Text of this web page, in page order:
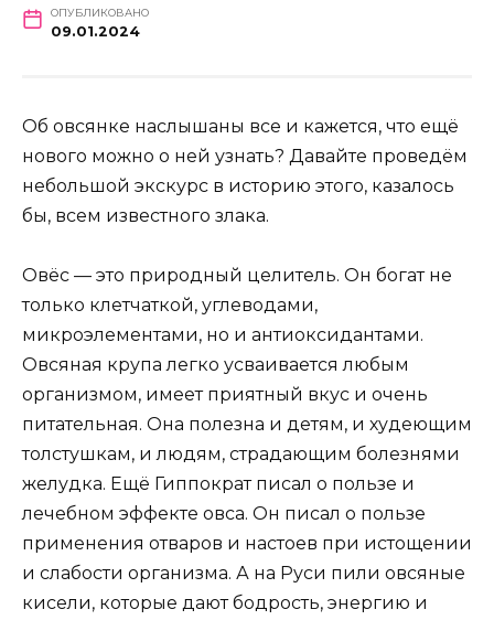
ОПУБЛИКОВАНО
09.01.2024
Об овсянке наслышаны все и кажется, что ещё
нового можно о ней узнать? Давайте проведём
небольшой экскурс в историю этого, казалось
бы, всем известного злака.
Овёс — это природный целитель. Он богат не
только клетчаткой, углеводами,
микроэлементами, но и антиоксидантами.
Овсяная крупа легко усваивается любым
организмом, имеет приятный вкус и очень
питательная. Она полезна и детям, и худеющим
толстушкам, и людям, страдающим болезнями
желудка. Ещё Гиппократ писал о пользе и
лечебном эффекте овса. Он писал о пользе
применения отваров и настоев при истощении
и слабости организма. А на Руси пили овсяные
кисели, которые дают бодрость, энергию и